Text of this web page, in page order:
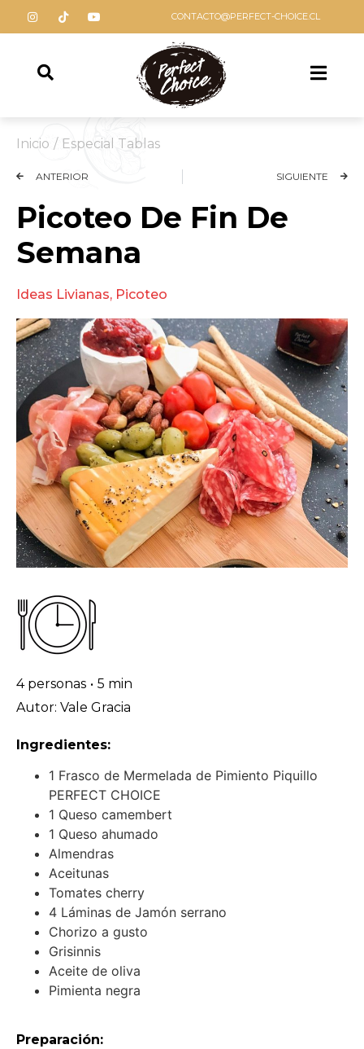
CONTACTO@PERFECT-CHOICE.CL
Inicio / Especial Tablas
ANTERIOR SIGUIENTE
Picoteo De Fin De
Semana
Ideas Livianas, Picoteo
4 personas • 5 min
Autor: Vale Gracia
Ingredientes:
1 Frasco de Mermelada de Pimiento Piquillo
PERFECT CHOICE
1 Queso camembert
1 Queso ahumado
Almendras
Aceitunas
Tomates cherry
4 Láminas de Jamón serrano
Chorizo a gusto
Grisinnis
Aceite de oliva
Pimienta negra
Preparación: